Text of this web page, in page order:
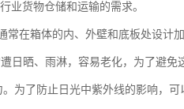
业货物仓储和运输的需求。
在箱体的内、外壁和底板处设计
日晒、雨淋，容易老化，为了避免
为了防止日光中紫外线的影响，